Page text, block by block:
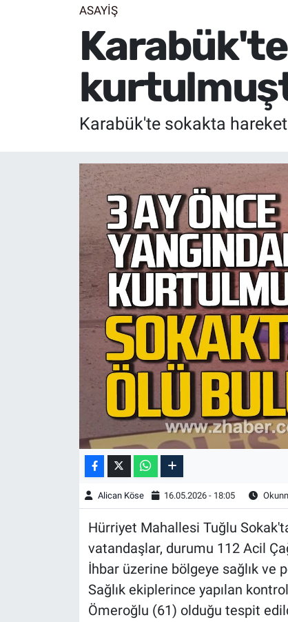
ASAYİŞ
Karabük'te sokakta
Alican Köse 16.05.2026 - 18:05
Hürriyet Mahallesi Tuğlu
vatandaşlar, durumu 112 Acil
İhbar üzerine bölgeye sağlık ve
Sağlık ekiplerince yapılan
Ömeroğlu (61) olduğu tespit